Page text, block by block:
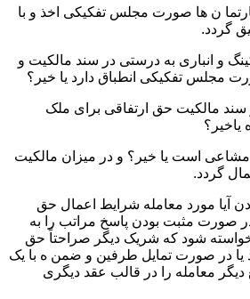
ن ها صورت مجلس تفکیکی اخذ و با
گردد.
و انباری به درستی در سند مالکیت و
مجلس تفکیکی انطباق دارد یا خیر؟
سند مالکیت حق ارتفاقی برای ملک
یاخیر؟
است یا خیر؟ و در میزان مالکیت
گردد.
آیا مورد معامله شرایط اعمال حق
صورت مثبت بودن پاسخ مراتب را به
خواسته شود که شریک دیگر صراحتاً حق
یا در صورت تمایل طرفین و ضمن ه با یک
معامله را در قالب عقد دیگری